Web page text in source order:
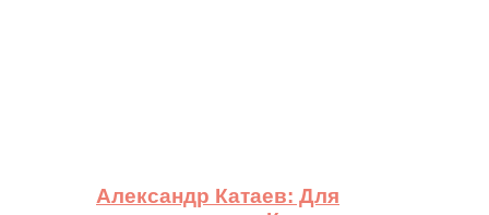
Александр Катаев: Для